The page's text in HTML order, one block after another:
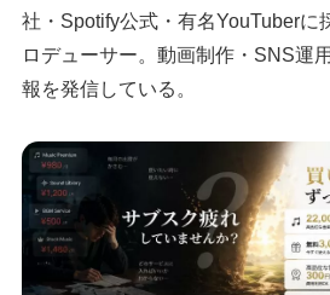
社・Spotify公式・有名YouTuberに
ロデューサー。動画制作・SNS運
報を発信している。